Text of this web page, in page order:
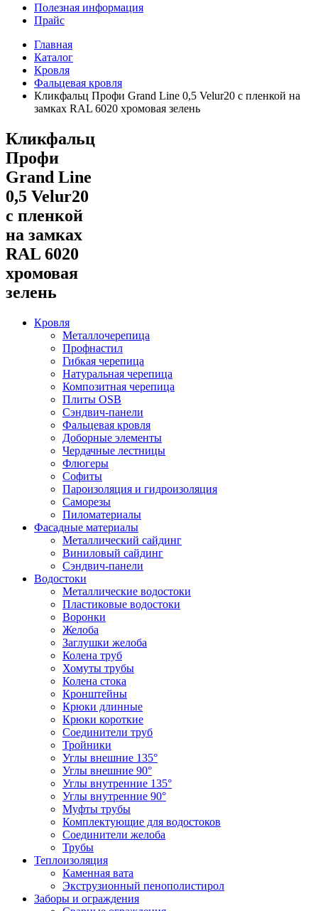
Полезная информация
Прайс
Главная
Каталог
Кровля
Фальцевая кровля
Кликфальц Профи Grand Line 0,5 Velur20 с пленкой на
замках RAL 6020 хромовая зелень
Кликфальц
Профи
Grand Line
0,5 Velur20
с пленкой
на замках
RAL 6020
хромовая
зелень
Кровля
Металлочерепица
Профнастил
Гибкая черепица
Натуральная черепица
Композитная черепица
Плиты OSB
Сэндвич-панели
Фальцевая кровля
Доборные элементы
Чердачные лестницы
Флюгеры
Софиты
Пароизоляция и гидроизоляция
Саморезы
Пиломатериалы
Фасадные материалы
Металлический сайдинг
Виниловый сайдинг
Сэндвич-панели
Водостоки
Металлические водостоки
Пластиковые водостоки
Воронки
Желоба
Заглушки желоба
Колена труб
Хомуты трубы
Колена стока
Кронштейны
Крюки длинные
Крюки короткие
Соединители труб
Тройники
Углы внешние 135°
Углы внешние 90°
Углы внутренние 135°
Углы внутренние 90°
Муфты трубы
Комплектующие для водостоков
Соединители желоба
Трубы
Теплоизоляция
Каменная вата
Экструзионный пенополистирол
Заборы и ограждения